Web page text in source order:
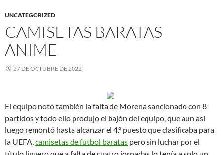
UNCATEGORIZED
CAMISETAS BARATAS
ANIME
27 DE OCTUBRE DE 2022
El equipo notó también la falta de Morena sancionado con 8
partidos y todo ello produjo el bajón del equipo, que aun así
luego remontó hasta alcanzar el 4.º puesto que clasificaba para
la UEFA,camisetas de futbol baratas pero sin luchar por el